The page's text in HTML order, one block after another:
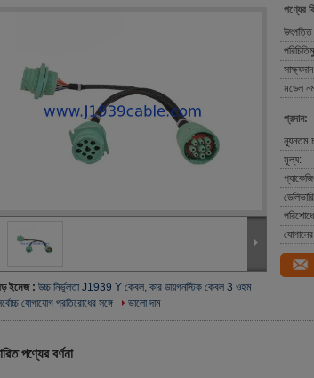
ইমেজ : উচ্চ নির্ভুলতা J1939 Y কেবল, কার ডায়গনস্টিক কেবল 3 ওহম
যোগাযোগ প্রতিরোধের সঙ্গে
ভালো দাম
পণ্যের
মডেল
প্রদান:
ন্যূনতম
মূল্য:
পণ্যের বর্ণনা